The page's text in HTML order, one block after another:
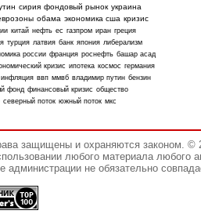
сирия фондовый рынок украина
обама экономика сша кризис
китай нефть ес газпром иран греция
турция латвия банк япония либерализм
россии франция роснефть башар асад
кризис ипотека космос германия
инфляция ввп ммвб владимир путин бензин
фонд финансовый кризис общество
северный поток южный поток мкс
защищены и охраняются законом. ©
любого материала любого
администрации не обязательно